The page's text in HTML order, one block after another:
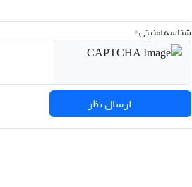
شناسه امنیتی *